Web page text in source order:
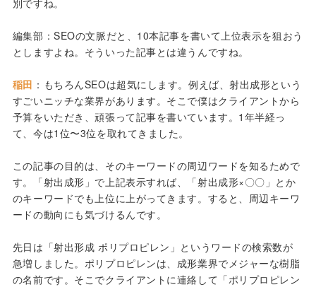
編集部：SEOの文脈だと、10本記事を書いて上位表示を狙おう
としますよね。そういった記事とは違うんですね。
稲田 ：もちろんSEOは超気にします。例えば、射出成形という
すごいニッチな業界があります。そこで僕はクライアントから
予算をいただき、頑張って記事を書いています。1年半経っ
て、今は1位〜3位を取れてきました。
この記事の目的は、そのキーワードの周辺ワードを知るためで
す。「射出成形」で上記表示すれば、「射出成形×〇〇」とか
のキーワードでも上位に上がってきます。すると、周辺キーワ
ードの動向にも気づけるんです。
先日は「射出形成 ポリプロピレン」というワードの検索数が
急増しました。ポリプロピレンは、成形業界でメジャーな樹脂
の名前です。そこでクライアントに連絡して「ポリプロピレン